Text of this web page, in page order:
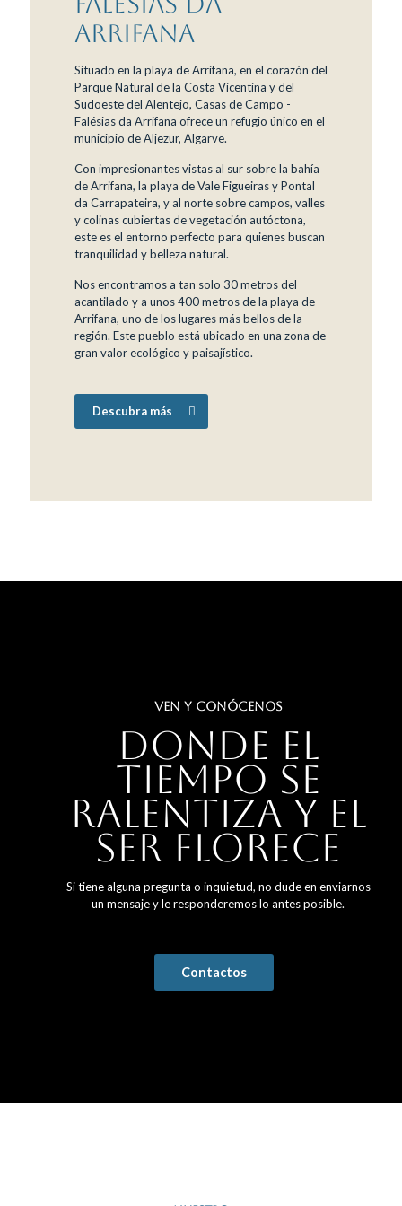
Arrifana
Situado en la playa de Arrifana, en el corazón del
Parque Natural de la Costa Vicentina y del
Sudoeste del Alentejo, Casas de Campo -
Falésias da Arrifana ofrece un refugio único en el
municipio de Aljezur, Algarve.
Con impresionantes vistas al sur sobre la bahía
de Arrifana, la playa de Vale Figueiras y Pontal
da Carrapateira, y al norte sobre campos, valles
y colinas cubiertas de vegetación autóctona,
este es el entorno perfecto para quienes buscan
tranquilidad y belleza natural.
Nos encontramos a tan solo 30 metros del
acantilado y a unos 400 metros de la playa de
Arrifana, uno de los lugares más bellos de la
región. Este pueblo está ubicado en una zona de
gran valor ecológico y paisajístico.
Descubra más
VEN Y CONÓCENOS
Donde el
tiempo se
ralentiza y el
ser florece
Si tiene alguna pregunta o inquietud, no dude en enviarnos
un mensaje y le responderemos lo antes posible.
Contactos